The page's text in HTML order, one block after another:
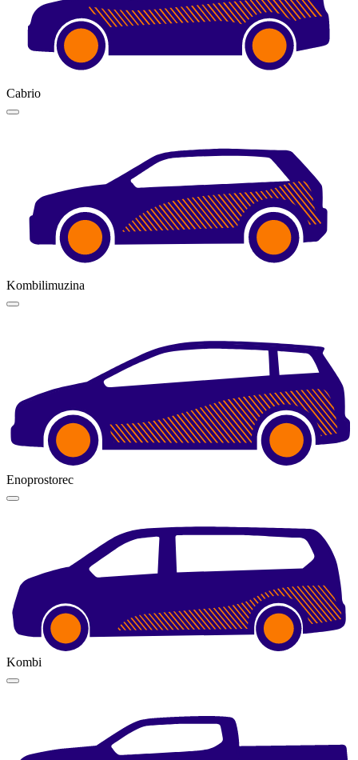
Cabrio
Kombilimuzina
Enoprostorec
Kombi